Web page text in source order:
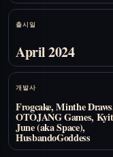
출시일
April 2024
개발사
Frogcake, Minthe
OTOJANG Games,
June (aka Space),
HusbandoGoddess